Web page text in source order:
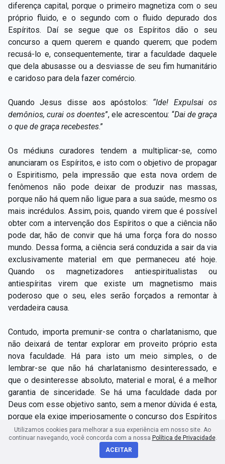
diferença capital, porque o primeiro magnetiza com o seu
próprio fluido, e o segundo com o fluido depurado dos
Espíritos. Daí se segue que os Espíritos dão o seu
concurso a quem querem e quando querem; que podem
recusá-lo e, consequentemente, tirar a faculdade daquele
que dela abusasse ou a desviasse de seu fim humanitário
e caridoso para dela fazer comércio.
Quando Jesus disse aos apóstolos: “Ide! Expulsai os
demônios, curai os doentes”, ele acrescentou: “Dai de graça
o que de graça recebestes.”
Os médiuns curadores tendem a multiplicar-se, como
anunciaram os Espíritos, e isto com o objetivo de propagar
o Espiritismo, pela impressão que esta nova ordem de
fenômenos não pode deixar de produzir nas massas,
porque não há quem não ligue para a sua saúde, mesmo os
mais incrédulos. Assim, pois, quando virem que é possível
obter com a intervenção dos Espíritos o que a ciência não
pode dar, hão de convir que há uma força fora do nosso
mundo. Dessa forma, a ciência será conduzida a sair da via
exclusivamente material em que permaneceu até hoje.
Quando os magnetizadores antiespiritualistas ou
antiespíritas virem que existe um magnetismo mais
poderoso que o seu, eles serão forçados a remontar à
verdadeira causa.
Contudo, importa premunir-se contra o charlatanismo, que
não deixará de tentar explorar em proveito próprio esta
nova faculdade. Há para isto um meio simples, o de
lembrar-se que não há charlatanismo desinteressado, e
que o desinteresse absoluto, material e moral, é a melhor
garantia de sinceridade. Se há uma faculdade dada por
Deus com esse objetivo santo, sem a menor dúvida é esta,
porque ela exige imperiosamente o concurso dos Espíritos
superiores, e esse concurso não pode ser adquirido pelo
charlatanismo. É para que se fique bem conscientizado
quanto à natureza toda especial desta faculdade que a
Utilizamos cookies para melhorar a sua experiência em nosso site. Ao
continuar navegando, você concorda com a nossa Política de Privacidade.
ACEITAR